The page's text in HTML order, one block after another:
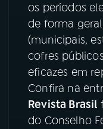
06VIDEOCASTS
ÚLTIMAS
08FESTIVAL DE
os períodos
de forma
(municipais,
cofres
eficazes em
Confira na
Revista Brasil
do Conselho